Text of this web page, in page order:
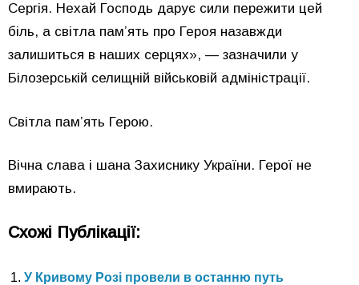
Сергія. Нехай Господь дарує сили пережити цей
біль, а світла пам’ять про Героя назавжди
залишиться в наших серцях», — зазначили у
Білозерській селищній військовій адміністрації.
Світла пам’ять Герою.
Вічна слава і шана Захиснику України. Герої не
вмирають.
Схожі Публікації:
У Кривому Розі провели в останню путь